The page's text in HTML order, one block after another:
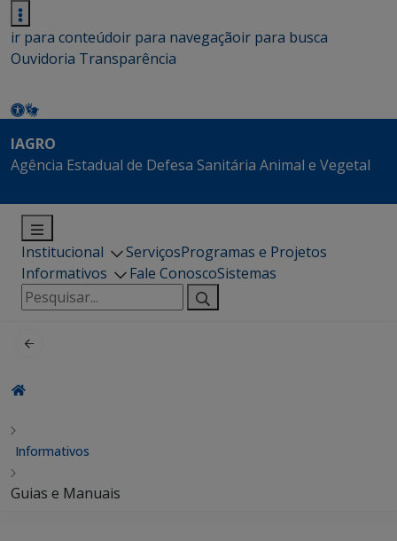
ir para conteúdoir para navegaçãoir para busca
Ouvidoria Transparência
IAGRO
Agência Estadual de Defesa Sanitária Animal e Vegetal
Institucional ServiçosProgramas e Projetos
Informativos
Fale ConoscoSistemas
Pesquisar
por:
Informativos
Guias e Manuais